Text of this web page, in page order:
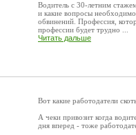
Водитель с 30-летним
и какие вопросы
обвинений. Профессия,
профессии будет трудно ...
Читать дальше
Вот какие работодатели
А чеки привозит когда
дня вперед - тоже